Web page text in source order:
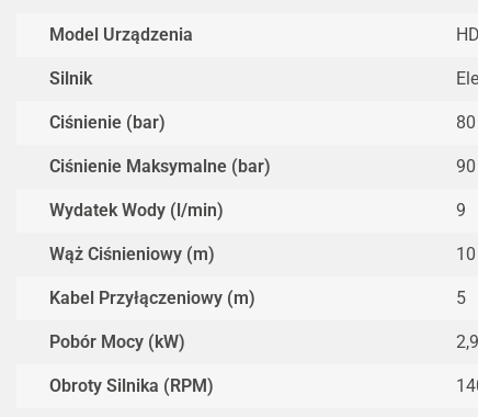
Model Urządzenia
Silnik
Ciśnienie (bar) 80
Ciśnienie Maksymalne (bar) 90
Wydatek Wody (l/min) 9
Wąż Ciśnieniowy (m) 10
Kabel Przyłączeniowy (m) 5
Pobór Mocy (kW) 2,9
Obroty Silnika (RPM)